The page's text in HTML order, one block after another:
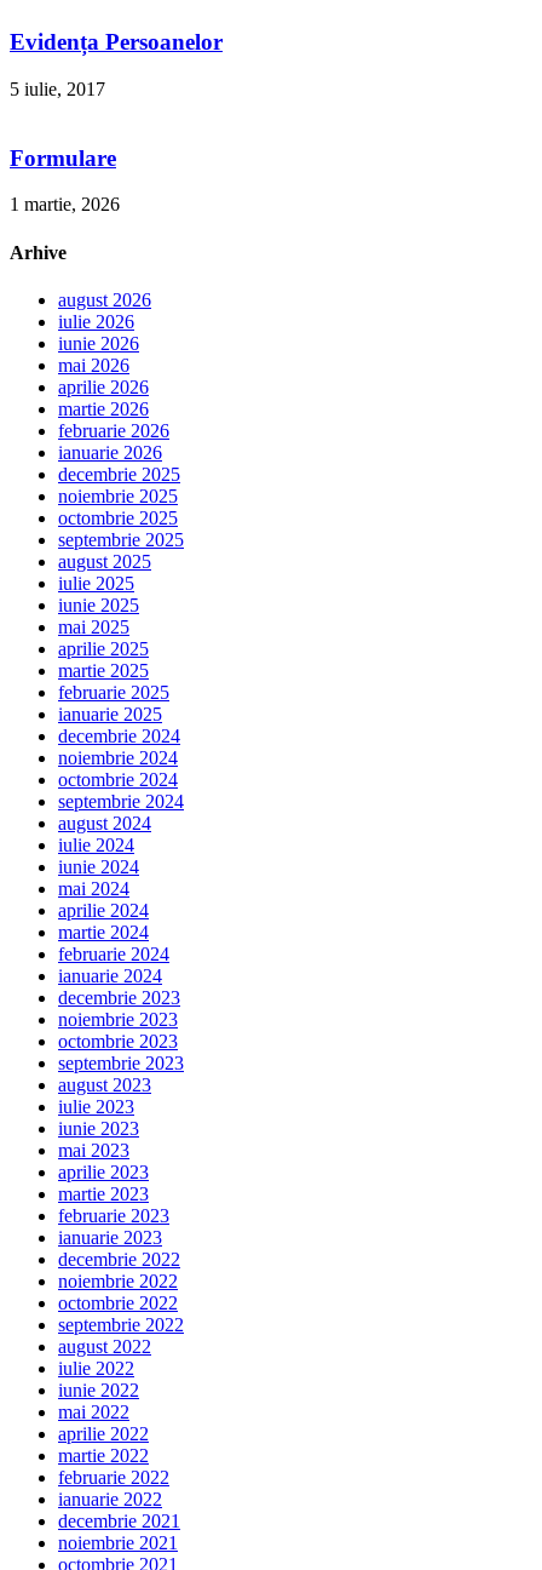
Evidența Persoanelor
5 iulie, 2017
Formulare
1 martie, 2026
Arhive
august 2026
iulie 2026
iunie 2026
mai 2026
aprilie 2026
martie 2026
februarie 2026
ianuarie 2026
decembrie 2025
noiembrie 2025
octombrie 2025
septembrie 2025
august 2025
iulie 2025
iunie 2025
mai 2025
aprilie 2025
martie 2025
februarie 2025
ianuarie 2025
decembrie 2024
noiembrie 2024
octombrie 2024
septembrie 2024
august 2024
iulie 2024
iunie 2024
mai 2024
aprilie 2024
martie 2024
februarie 2024
ianuarie 2024
decembrie 2023
noiembrie 2023
octombrie 2023
septembrie 2023
august 2023
iulie 2023
iunie 2023
mai 2023
aprilie 2023
martie 2023
februarie 2023
ianuarie 2023
decembrie 2022
noiembrie 2022
octombrie 2022
septembrie 2022
august 2022
iulie 2022
iunie 2022
mai 2022
aprilie 2022
martie 2022
februarie 2022
ianuarie 2022
decembrie 2021
noiembrie 2021
octombrie 2021